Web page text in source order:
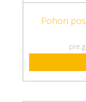
Pohon
pre